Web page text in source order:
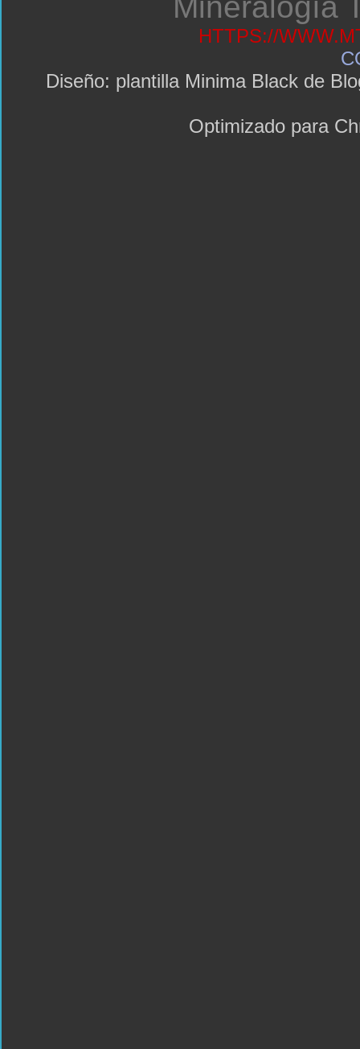
Mineralogía
HTTPS://
Diseño: plantilla Minima Black de
Optimizado para